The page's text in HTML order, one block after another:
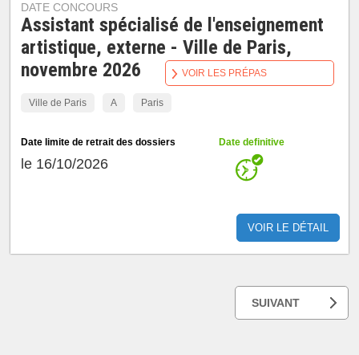
DATE CONCOURS
Assistant spécialisé de l'enseignement
artistique, externe - Ville de Paris,
novembre 2026
Ville de Paris A Paris
Date limite de retrait des dossiers
le 16/10/2026
Date definitive
VOIR LE DÉTAIL
VOIR LES PRÉPAS
SUIVANT